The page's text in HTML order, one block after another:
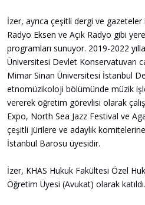
İzer, ayrıca çeşitli dergi ve
Radyo Eksen ve Açık Radyo gibi
programları sunuyor. 2019-2022
Üniversitesi Devlet Konservatuvarı
Mimar Sinan Üniversitesi İstanbul
etnomüzikoloji bölümünde müzik
vererek öğretim görevlisi olarak
Expo, North Sea Jazz Festival ve
çeşitli jürilere ve adaylık
İstanbul Barosu üyesidir.
İzer, KHAS Hukuk Fakültesi Özel
Öğretim Üyesi (Avukat) olarak katıldı.